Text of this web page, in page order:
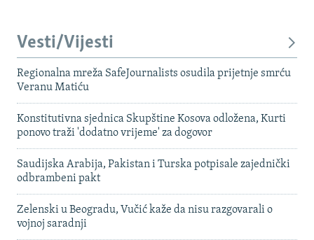
Vesti/Vijesti
Regionalna mreža SafeJournalists osudila prijetnje smrću
Veranu Matiću
Konstitutivna sjednica Skupštine Kosova odložena, Kurti
ponovo traži 'dodatno vrijeme' za dogovor
Saudijska Arabija, Pakistan i Turska potpisale zajednički
odbrambeni pakt
Zelenski u Beogradu, Vučić kaže da nisu razgovarali o
vojnoj saradnji